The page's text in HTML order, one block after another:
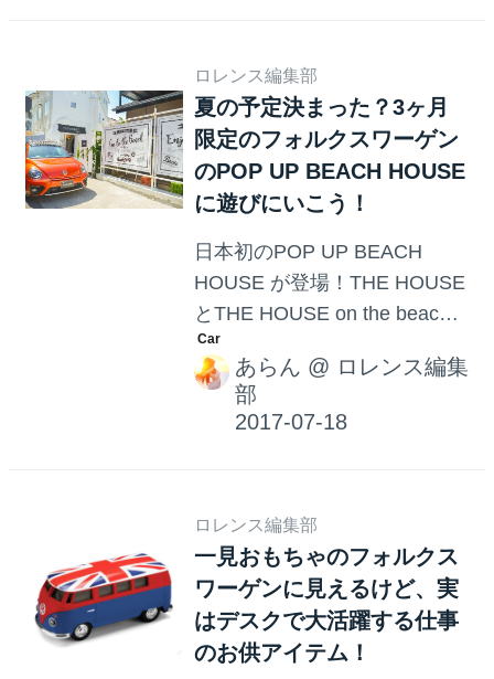
した。 『新しい移動中の楽し
みとなるfood』としてトラン
ジットジェネラルオフィスと
共同プロデュースしたハイブ
リッドフードの「ドーナツパ
ーで販売提供する。 ドライブ
中の食事にもレストランクオ
リティをというコンセプトの
もと提案されたこのドライブ
フードはドーナツとパスタを
掛け合わせるという斬新な...
ロレンス編集部
夏の予定決まった？3ヶ月
限定のフォルクスワーゲン
のPOP UP BEACH HOUSE
に遊びにいこう！
日本初のPOP UP BEACH
HOUSE が登場！THE HOUSE
とTHE HOUSE on the beach
が3ヶ月限定のフォルクスワー
ゲンのPOP UP BEACH
HOUSEに変身します！！
あらん @ ロレンス編集
部
ロレンス編集部
一見おもちゃのフォルクス
ワーゲンに見えるけど、実
はデスクで大活躍する仕事
のお供アイテム！